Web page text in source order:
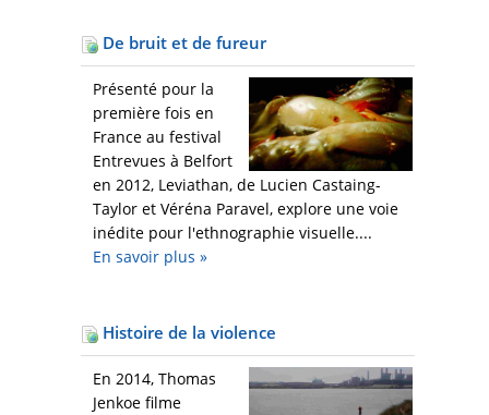
De bruit et de fureur
Présenté pour la
première fois en
France au festival
Entrevues à Belfort
en 2012, Leviathan, de Lucien Castaing-
Taylor et Véréna Paravel, explore une voie
inédite pour l'ethnographie visuelle....
En savoir plus »
Histoire de la violence
En 2014, Thomas
Jenkoe filme